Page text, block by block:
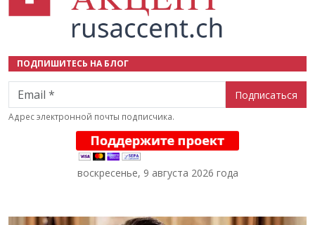
ПОДПИШИТЕСЬ НА БЛОГ
Email
Адрес электронной почты подписчика.
воскресенье, 9 августа 2026 года